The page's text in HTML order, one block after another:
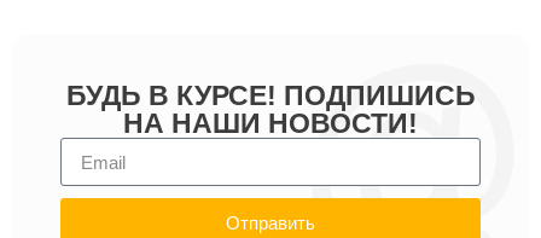
БУДЬ В КУРСЕ! ПОДПИШИСЬ
НА НАШИ НОВОСТИ!
Отправить